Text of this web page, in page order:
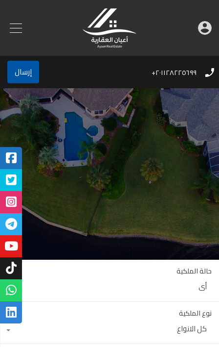
٢٠١١٢٨٢٢٥٦٩٩+ إرسال
حالة الملكية
أي
نوع الملكية
كل الانواع